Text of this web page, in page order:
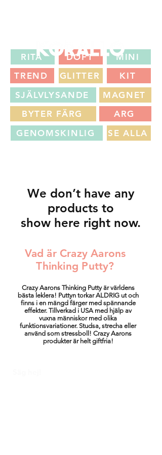
We don’t have any
products to
show here right now.
Vad är Crazy Aarons
Thinking Putty?
Crazy Aarons Thinking Putty är världens
bästa leklera! Puttyn torkar ALDRIG ut och
finns i en mängd färger med spännande
effekter. Tillverkad i USA med hjälp av
vuxna människor med olika
funktionsvariationer. Studsa, strecha eller
använd som stressboll! Crazy Aarons
produkter är helt giftfria!
RITA
TREND
DOFT
MINI
GLITTER
KIT
SJÄLVLYSANDE
MAGNET
BYTER FÄRG
ARG
GENOMSKINLIG
SE ALLA